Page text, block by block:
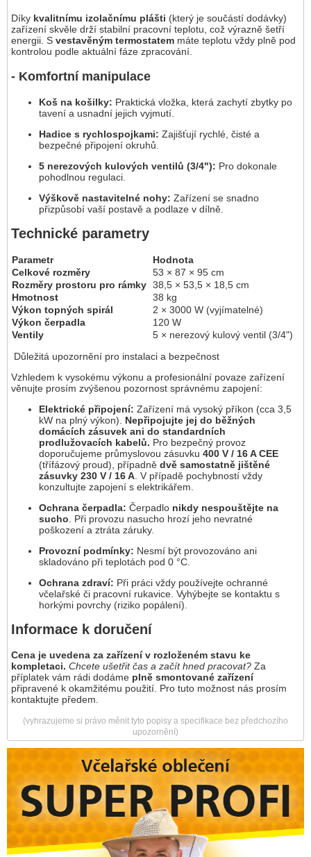
Díky kvalitnímu izolačnímu plášti (který je součástí dodávky)
zařízení skvěle drží stabilní pracovní teplotu, což výrazně šetří
energii. S vestavěným termostatem máte teplotu vždy plně pod
kontrolou podle aktuální fáze zpracování.
- Komfortní manipulace
Koš na košilky: Praktická vložka, která zachytí zbytky po
tavení a usnadní jejich vyjmutí.
Hadice s rychlospojkami: Zajišťují rychlé, čisté a
bezpečné připojení okruhů.
5 nerezových kulových ventilů (3/4"): Pro dokonale
pohodlnou regulaci.
Výškově nastavitelné nohy: Zařízení se snadno
přizpůsobí vaší postavě a podlaze v dílně.
Technické parametry
Parametr
Hodnota
Celkové rozměry
53 × 87 × 95 cm
Rozměry prostoru pro rámky 38,5 × 53,5 × 18,5 cm
Hmotnost
38 kg
Výkon topných spirál
2 × 3000 W (vyjímatelné)
Výkon čerpadla
120 W
Ventily
5 × nerezový kulový ventil (3/4")
Důležitá upozornění pro instalaci a bezpečnost
Vzhledem k vysokému výkonu a profesionální povaze zařízení
věnujte prosím zvýšenou pozornost správnému zapojení:
Elektrické připojení: Zařízení má vysoký příkon (cca 3,5
kW na plný výkon). Nepřipojujte jej do běžných
domácích zásuvek ani do standardních
prodlužovacích kabelů. Pro bezpečný provoz
doporučujeme průmyslovou zásuvku 400 V / 16 A CEE
(třífázový proud), případně dvě samostatně jištěné
zásuvky 230 V / 16 A . V případě pochybností vždy
konzultujte zapojení s elektrikářem.
Ochrana čerpadla: Čerpadlo nikdy nespouštějte na
sucho . Při provozu nasucho hrozí jeho nevratné
poškození a ztráta záruky.
Provozní podmínky: Nesmí být provozováno ani
skladováno při teplotách pod 0 °C.
Ochrana zdraví: Při práci vždy používejte ochranné
včelařské či pracovní rukavice. Vyhýbejte se kontaktu s
horkými povrchy (riziko popálení).
Informace k doručení
Cena je uvedena za zařízení v rozloženém stavu ke
kompletaci. Chcete ušetřit čas a začít hned pracovat? Za
příplatek vám rádi dodáme plně smontované zařízení
připravené k okamžitému použití. Pro tuto možnost nás prosím
kontaktujte předem.
(vyhrazujeme si právo měnit tyto popisy a specifikace bez předchozího
upozornění)